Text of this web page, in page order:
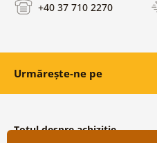
+40 37 710 2270
Urmărește-ne pe
Totul despre achiziție